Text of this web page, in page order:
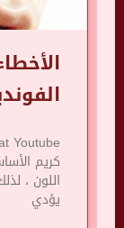
كريم
اللون ،
يؤدي